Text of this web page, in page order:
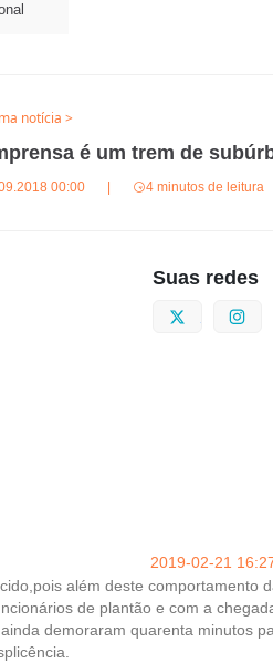
notícia >
é um trem de
00:00 4 minutos de leitura
Suas redes
Twitter
2019-02-21
além deste comportamento
de plantão e com a
demoraram quarenta minutos